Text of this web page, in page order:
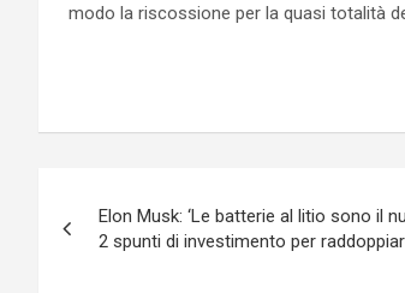
modo la riscossione per la quasi totalità
articoli
Elon Musk: ‘Le batterie al litio sono il
2 spunti di investimento per